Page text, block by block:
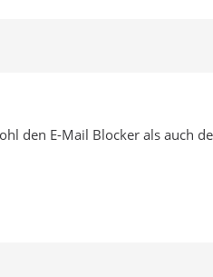
den E-Mail Blocker als auch